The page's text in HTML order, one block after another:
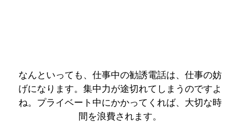
なんといっても、仕事中の勧誘電話は、仕事の妨
げになります。集中力が途切れてしまうのですよ
ね。プライベート中にかかってくれば、大切な時
間を浪費されます。